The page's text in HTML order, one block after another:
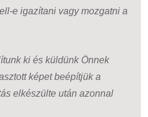
e igazítani vagy mozgatni a
ki és küldünk Önnek
képet beépítjük a
elkészülte után azonnal